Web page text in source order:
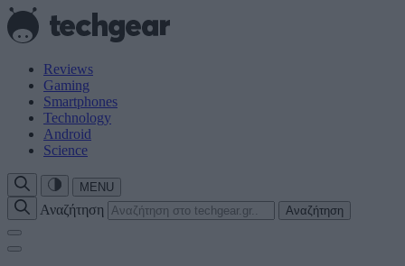
Reviews
Gaming
Smartphones
Technology
Android
Science
MENU
Αναζήτηση Αναζήτηση